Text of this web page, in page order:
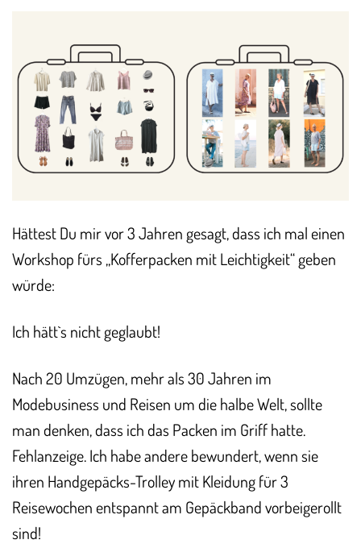
Hättest Du mir vor 3 Jahren gesagt, dass ich mal einen
Workshop fürs „Kofferpacken mit Leichtigkeit“ geben
würde:
Ich hätt`s nicht geglaubt!
Nach 20 Umzügen, mehr als 30 Jahren im
Modebusiness und Reisen um die halbe Welt, sollte
man denken, dass ich das Packen im Griff hatte.
Fehlanzeige. Ich habe andere bewundert, wenn sie
ihren Handgepäcks-Trolley mit Kleidung für 3
Reisewochen entspannt am Gepäckband vorbeigerollt
sind!